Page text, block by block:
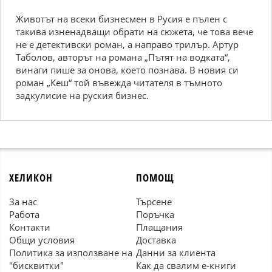
Животът на всеки бизнесмен в Русия е пълен с
такива изненадващи обрати на сюжета, че това вече
не е детективски роман, а направо трилър. Артур
Таболов, авторът на романа „Пътят на водката“,
винаги пише за онова, което познава. В новия си
роман „Кеш“ той въвежда читателя в тъмното
задкулисие на руския бизнес.
ХЕЛИКОН
За нас
Работа
Контакти
Общи условия
Политика за използване на
"бисквитки"
ПОМОЩ
Търсене
Поръчка
Плащания
Доставка
Данни за клиента
Как да свалим е-книги